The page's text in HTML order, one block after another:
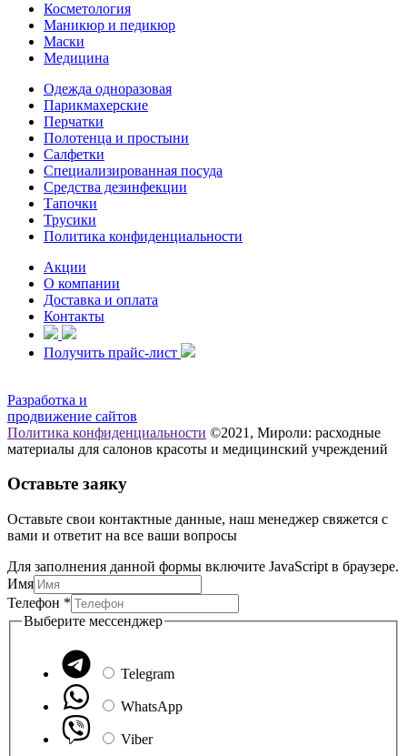
Косметология
Маникюр и педикюр
Маски
Медицина
Одежда одноразовая
Парикмахерские
Перчатки
Полотенца и простыни
Салфетки
Специализированная посуда
Средства дезинфекции
Тапочки
Трусики
Политика конфиденциальности
Акции
О компании
Доставка и оплата
Контакты
Получить прайс-лист
Разработка и
продвижение сайтов
Политика конфиденциальности ©2021, Мироли: расходные
материалы для салонов красоты и медицинский учреждений
Оставьте заяку
Оставьте свои контактные данные, наш менеджер свяжется с
вами и ответит на все ваши вопросы
Для заполнения данной формы включите JavaScript в браузере.
Имя
Телефон *
мессенджер
Выберите мессенджер
Telegram
WhatsApp
Viber